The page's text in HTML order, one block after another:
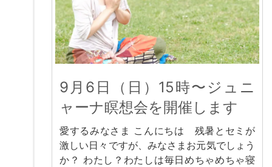
9月6日（日）15時〜ジュニ
ャーナ瞑想会を開催します
愛するみなさま こんにちは 残暑とセミが
激しい日々ですが、みなさまお元気でしょう
か？ わたし？わたしは毎日めちゃめちゃ寝